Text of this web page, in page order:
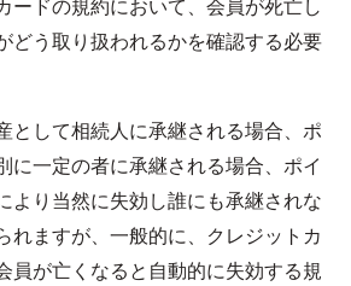
ードの規約において、会員が死亡し
どう取り扱われるかを確認する必要
として相続人に承継される場合、ポ
に一定の者に承継される場合、ポイ
より当然に失効し誰にも承継されな
れますが、一般的に、クレジットカ
員が亡くなると自動的に失効する規